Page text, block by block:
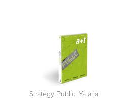
Strategy Public. Ya a la